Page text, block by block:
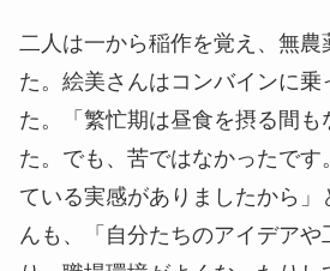
二人は一から稲作を覚え、無農
た。絵美さんはコンバインに乗
た。「繁忙期は昼食を摂る間も
た。でも、苦ではなかったです
ている実感がありましたから」
んも、「自分たちのアイデアや